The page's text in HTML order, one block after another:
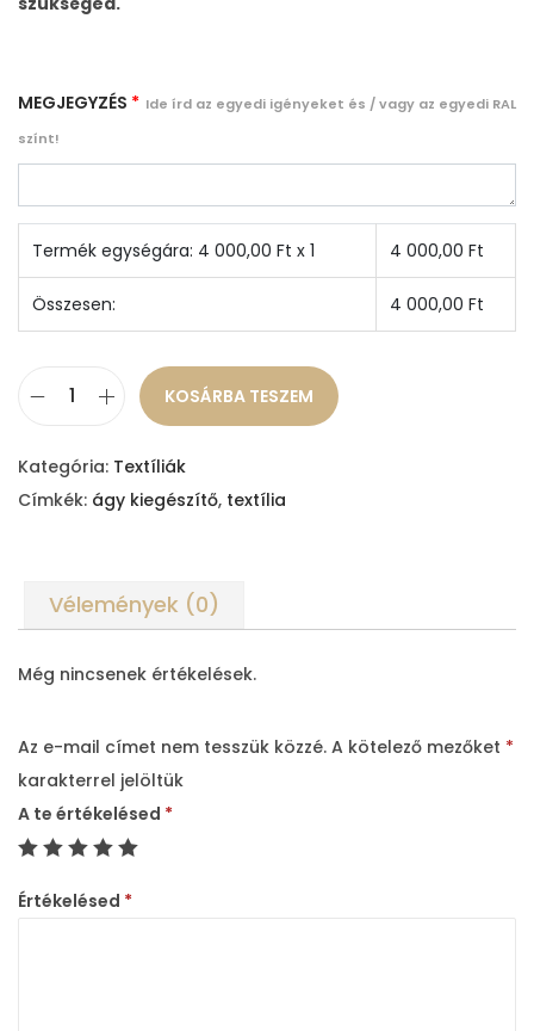
MEGJEGYZÉS * Ide írd az egyedi igényeket és / vagy az egyedi RAL
színt!
Termék egységára: 4 000,00 Ft x 1 4 000,00 Ft
Összesen: 4 000,00 Ft
c
s
d
t
x
t
í
l
a
KOSÁRBA TESZEM
Kategória: Textíliák
Címkék: ágy kiegészítő, textília
Vélemények (0)
Még nincsenek értékelések.
Az e-mail címet nem tesszük közzé. A kötelező mezőket *
karakterrel jelöltük
A te értékelésed *
Értékelésed *